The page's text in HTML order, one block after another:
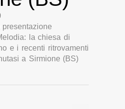
presentazione
la chiesa di
e i recenti ritrovamenti
a Sirmione (BS)